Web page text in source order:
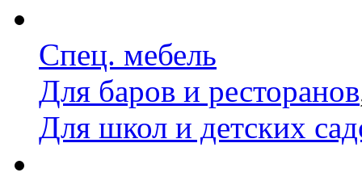
Спец. мебель
Для баров и ресторанов
Для школ и детских